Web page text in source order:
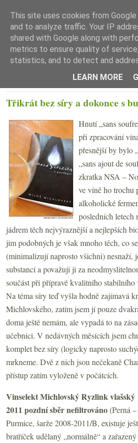
☰ Menu
Třikrát bez síry a dokonce s
Hnutí „sans
při zpracování
přesnější by bylo
„sans ajout de
zkratka NSA –
ve víně ho trochu
alkoholické
posledních letech
jádrem těch nejvýraznější a nejlepších
jim podobných je však mnoho těch, co
(minimalizují naprosto všichni) nesnaží,
substancí a považují ji za
součást při přípravě kvalitního stabilního
Na téma síry teď vyšla hodně zajímavá
Michlovského, zatím jsem jí pouze
doma ještě nemám, ale vypadá to na
učebnici. V nedávných měsících jsem
komplet bez síry (logicky naprosto
mrkneme. Dvě z nich jsou nečekaně
přístup zatím vyloženě v počátcích.
Vinselekt Michlovský Ryzlink vlašský
2011 pozdní sběr nefiltrováno(Perná –
Purmice, šarže 2008-2011/B, existuje
bratříček udělaný „normálně“ a zařazený
This site uses cookies from
and to analyze traffic. Your IP
shared with Google along with
metrics to ensure quality of
statistics, and to detect and
LEARN MORE